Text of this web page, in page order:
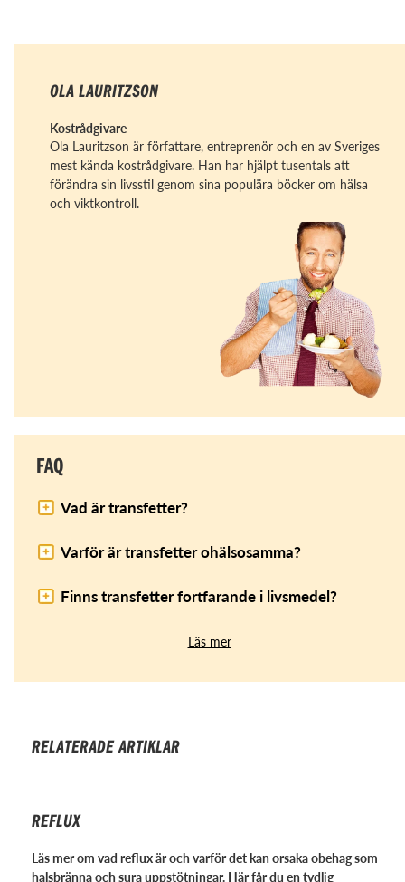
OLA LAURITZSON
Kostrådgivare
Ola Lauritzson är författare, entreprenör och en av Sveriges
mest kända kostrådgivare. Han har hjälpt tusentals att
förändra sin livsstil genom sina populära böcker om hälsa
och viktkontroll.
FAQ
Vad är transfetter?
Varför är transfetter ohälsosamma?
Finns transfetter fortfarande i livsmedel?
Läs mer
RELATERADE ARTIKLAR
REFLUX
Läs mer om vad reflux är och varför det kan orsaka obehag som
halsbränna och sura uppstötningar. Här får du en tydlig